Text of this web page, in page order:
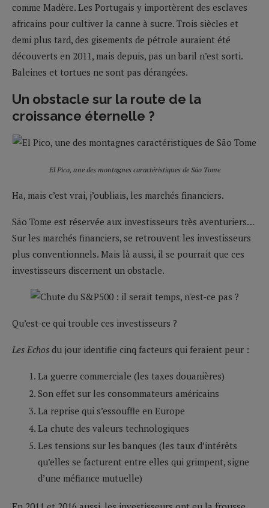
comme Madère. Les Portugais y importèrent des esclaves
africains pour cultiver la canne à sucre. Trois siècles et
demi plus tard, des gisements de pétrole auraient été
découverts en 2011, mais depuis, pas un baril n’est sorti.
Baleines et tortues ne sont pas dérangées.
Un obstacle sur la route de la
croissance éternelle ?
El Pico, une des montagnes caractéristiques de São Tome
Ha, mais c’est vrai, j’oubliais, les marchés financiers.
São Tome est réservée aux investisseurs très aventuriers…
Sur les marchés financiers, se retrouvent les investisseurs
plus conventionnels. Mais là aussi, il se pourrait que ces
investisseurs discernent un obstacle.
Qu’est-ce qui trouble ces investisseurs ?
Les Echos du jour identifie cinq facteurs qui feraient peur :
La guerre commerciale (les taxes douanières)
Son effet sur les consommateurs américains
La reprise qui s’essouffle en Europe
La chute des valeurs technologiques
Les tensions sur les banques (les taux d’intérêts
qu’elles se facturent entre elles qui grimpent, signe
d’une méfiance mutuelle)